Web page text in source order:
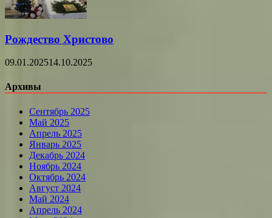
Рождество Христово
09.01.202514.10.2025
Архивы
Сентябрь 2025
Май 2025
Апрель 2025
Январь 2025
Декабрь 2024
Ноябрь 2024
Октябрь 2024
Август 2024
Май 2024
Апрель 2024